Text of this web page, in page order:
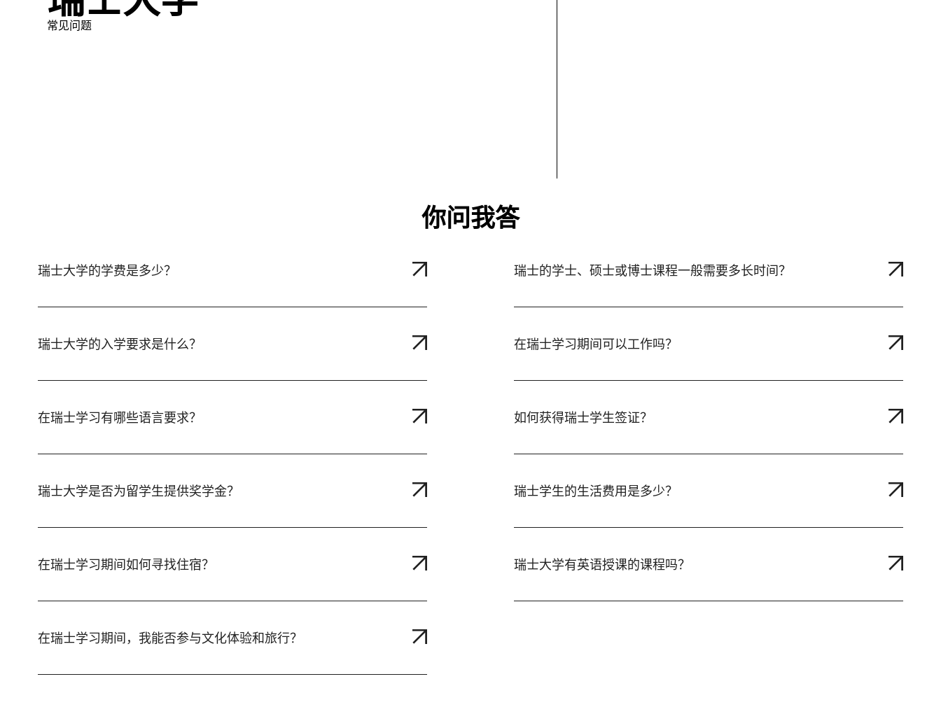
常见问题
你问我答
瑞士大学的学费是多少？
瑞士大学的入学要求是什么？
在瑞士学习有哪些语言要求？
瑞士大学是否为留学生提供奖学金？
在瑞士学习期间如何寻找住宿？
在瑞士学习期间，我能否参与文化体验和旅行？
瑞士的学士、硕士或博士课程一般需要多长时间？
在瑞士学习期间可以工作吗？
如何获得瑞士学生签证？
瑞士学生的生活费用是多少？
瑞士大学有英语授课的课程吗？